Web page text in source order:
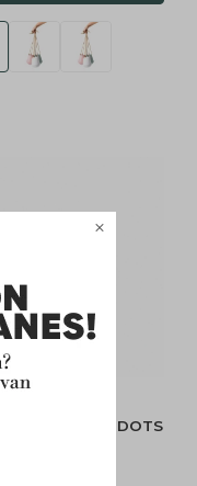

CERAMICA DOTS